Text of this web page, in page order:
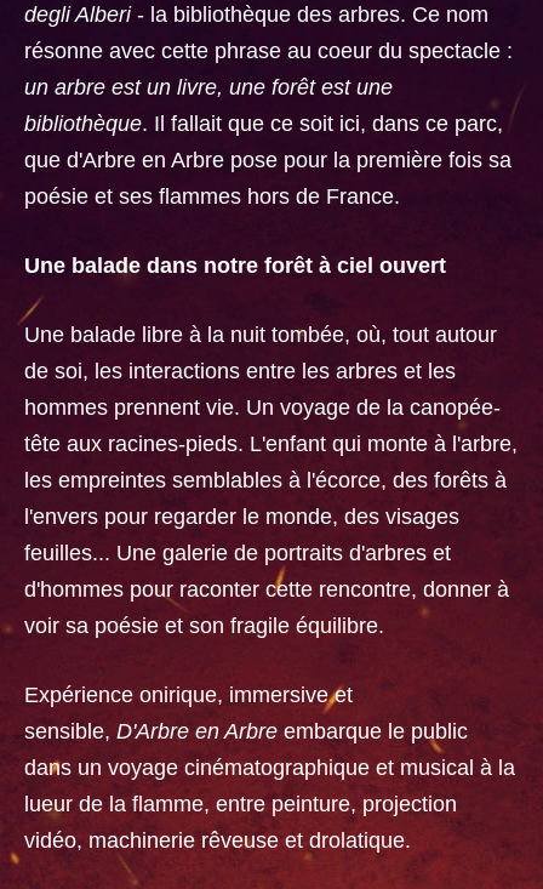
degli Alberi - la bibliothèque des arbres. Ce nom
résonne avec cette phrase au coeur du spectacle :
un arbre est un livre, une forêt est une
bibliothèque. Il fallait que ce soit ici, dans ce parc,
que d'Arbre en Arbre pose pour la première fois sa
poésie et ses flammes hors de France.
Une balade dans notre forêt à ciel ouvert
Une balade libre à la nuit tombée, où, tout autour
de soi, les interactions entre les arbres et les
hommes prennent vie. Un voyage de la canopée-
tête aux racines-pieds. L'enfant qui monte à l'arbre,
les empreintes semblables à l'écorce, des forêts à
l'envers pour regarder le monde, des visages
feuilles... Une galerie de portraits d'arbres et
d'hommes pour raconter cette rencontre, donner à
voir sa poésie et son fragile équilibre.
Expérience onirique, immersive et
sensible, D'Arbre en Arbre embarque le public
dans un voyage cinématographique et musical à la
lueur de la flamme, entre peinture, projection
vidéo, machinerie rêveuse et drolatique.